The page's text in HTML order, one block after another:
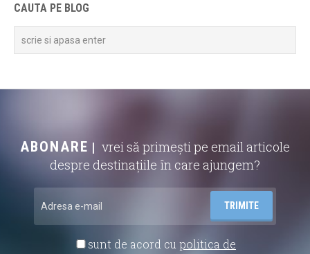
CAUTA PE BLOG
ABONARE
vrei să primești pe email articole
despre destinațiile în care ajungem?
sunt de acord cu politica de